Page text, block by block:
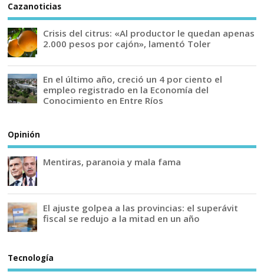
Cazanoticias
Crisis del citrus: «Al productor le quedan apenas
2.000 pesos por cajón», lamentó Toler
En el último año, creció un 4 por ciento el
empleo registrado en la Economía del
Conocimiento en Entre Ríos
Opinión
Mentiras, paranoia y mala fama
El ajuste golpea a las provincias: el superávit
fiscal se redujo a la mitad en un año
Tecnología